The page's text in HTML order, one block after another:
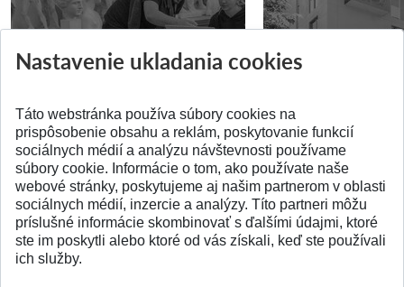
Pridané 14.07.2026 Pridané 03.07.2026
SPÄŤ NA VRCH
Nastavenie ukladania cookies
Táto webstránka používa súbory cookies na
prispôsobenie obsahu a reklám, poskytovanie funkcií
sociálnych médií a analýzu návštevnosti používame
súbory cookie. Informácie o tom, ako používate naše
webové stránky, poskytujeme aj našim partnerom v oblasti
sociálnych médií, inzercie a analýzy. Títo partneri môžu
príslušné informácie skombinovať s ďalšími údajmi, ktoré
ste im poskytli alebo ktoré od vás získali, keď ste používali
ich služby.